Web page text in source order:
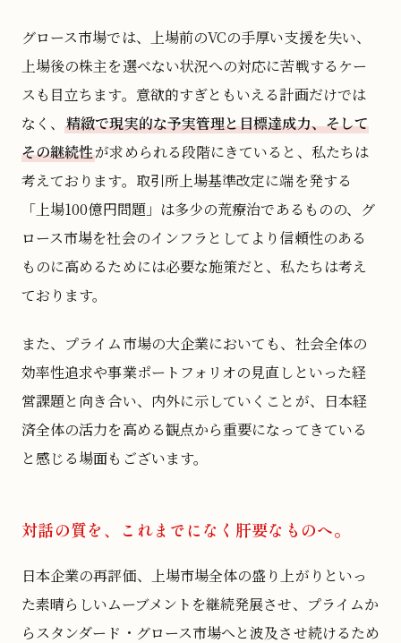
グロース市場では、上場前のVCの手厚い支援を失い、
上場後の株主を選べない状況への対応に苦戦するケー
スも目立ちます。意欲的すぎともいえる計画だけでは
なく、精緻で現実的な予実管理と目標達成力、そして
その継続性が求められる段階にきていると、私たちは
考えております。取引所上場基準改定に端を発する
「上場100億円問題」は多少の荒療治であるものの、グ
ロース市場を社会のインフラとしてより信頼性のある
ものに高めるためには必要な施策だと、私たちは考え
ております。
また、プライム市場の大企業においても、社会全体の
効率性追求や事業ポートフォリオの見直しといった経
営課題と向き合い、内外に示していくことが、日本経
済全体の活力を高める観点から重要になってきている
と感じる場面もございます。
対話の質を、これまでになく肝要なものへ。
日本企業の再評価、上場市場全体の盛り上がりといっ
た素晴らしいムーブメントを継続発展させ、プライムか
らスタンダード・グロース市場へと波及させ続けるため